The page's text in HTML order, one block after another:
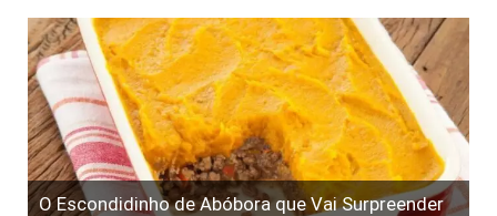
O Escondidinho de Abóbora que Vai Surpreender